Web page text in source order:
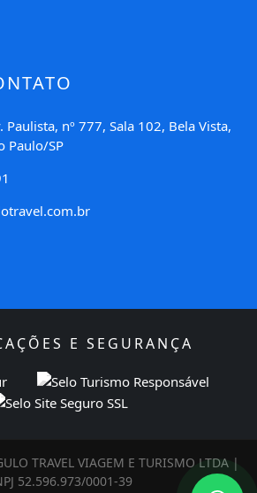
nº 777, Sala 102, Bela Vista,
Paulo/SP
E SEGURANÇA
TRAVEL VIAGEM E TURISMO LTDA |
52.596.973/0001-39